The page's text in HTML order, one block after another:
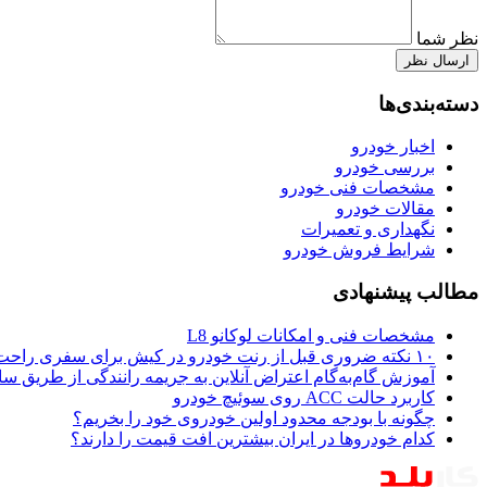
نظر شما
ارسال نظر
دسته‌بندی‌ها
اخبار خودرو
بررسی خودرو
مشخصات فنی خودرو
مقالات خودرو
نگهداری و تعمیرات
شرایط فروش خودرو
مطالب پیشنهادی
مشخصات فنی و امکانات لوکانو L8
۱۰ نکته ضروری قبل از رنت خودرو در کیش برای سفری راحت و بی‌دردسر
آموزش گام‌به‌گام اعتراض آنلاین به جریمه رانندگی از طریق
کاربرد حالت ACC روی سوئیچ خودرو
چگونه با بودجه محدود اولین خودروی خود را بخریم؟
کدام خودروها در ایران بیشترین افت قیمت را دارند؟